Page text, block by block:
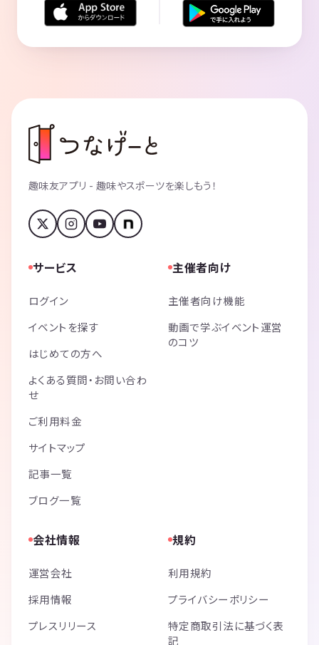
趣味友アプリ - 趣味やスポーツを楽しもう！
サービス
ログイン
イベントを探す
はじめての方へ
よくある質問・お問い合わ
せ
ご利用料金
サイトマップ
記事一覧
ブログ一覧
主催者向け
主催者向け機能
動画で学ぶイベント運営
のコツ
会社情報
運営会社
採用情報
プレスリリース
規約
利用規約
プライバシーポリシー
特定商取引法に基づく表
記